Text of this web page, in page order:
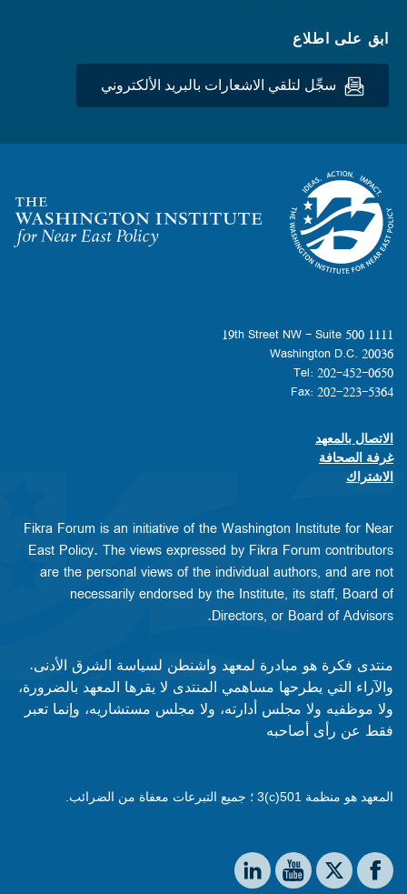
ابق على اطلاع
سجِّل لتلقي الاشعارات بالبريد الألكتروني
Homepage
1111 19th Street NW - Suite 500
Washington D.C. 20036
Tel: 202-452-0650
Fax: 202-223-5364
Footer contact links
الاتصال بالمعهد
غرفة الصحافة
الاشتراك
Fikra Forum is an initiative of the Washington Institute for Near
East Policy. The views expressed by Fikra Forum contributors
are the personal views of the individual authors, and are not
necessarily endorsed by the Institute, its staff, Board of
Directors, or Board of Advisors.​​
منتدى فكرة هو مبادرة لمعهد واشنطن لسياسة الشرق الأدنى.
والآراء التي يطرحها مساهمي المنتدى لا يقرها المعهد بالضرورة،
ولا موظفيه ولا مجلس أدارته، ولا مجلس مستشاريه، وإنما تعبر
فقط عن رأى أصاحبه
المعهد هو منظمة 501(c)3 ؛ جميع التبرعات معفاة من الضرائب.
Social media
The Washington Institute on Facebook
The Washington Institute on X
The Washington Institute on YouTube
The Washington Institute on LinkedIn